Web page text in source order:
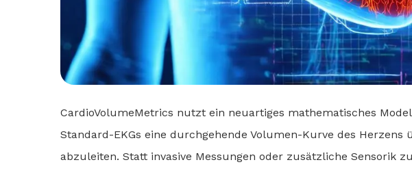
CardioVolumeMetrics nutzt ein neuartiges mathematisches
Standard-EKGs eine durchgehende Volumen-Kurve des Herzens
abzuleiten. Statt invasive Messungen oder zusätzliche Sensorik